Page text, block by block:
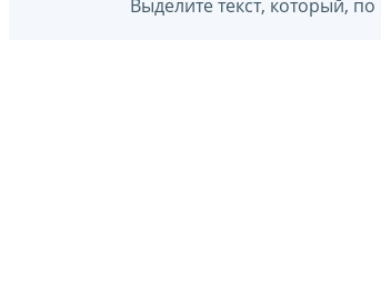
Выделите текст, который,